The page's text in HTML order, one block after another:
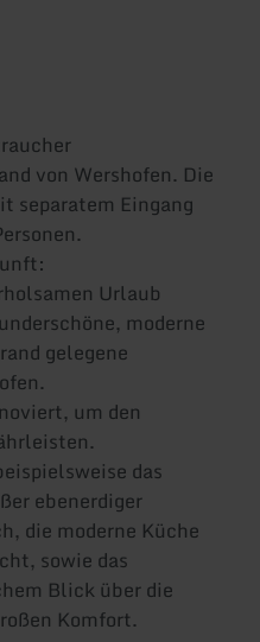
von Wershofen. Die
separatem Eingang
Urlaub
moderne
gelegene
um den
das
ebenerdiger
die moderne Küche
sowie das
Blick über die
Komfort.